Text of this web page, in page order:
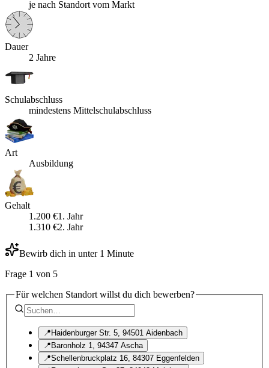
je nach Standort vom Markt
Dauer
2 Jahre
Schulabschluss
mindestens Mittelschulabschluss
Art
Ausbildung
Gehalt
1.200 €1 . Jahr
1.310 €2. Jahr
Bewirb dich in unter 1 Minute
Frage 1 von 5
Für welchen Standort willst du dich bewerben?
📍Haidenburger Str. 5, 94501 Aidenbach
📍Baronholz 1, 94347 Ascha
📍Schellenbruckplatz 16, 84307 Eggenfelden